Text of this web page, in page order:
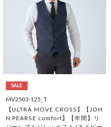
SALE
MV2503-125_T
【ULTRA MOVE CROSS】【JOH
N PEARSE comfort】【年間】リ